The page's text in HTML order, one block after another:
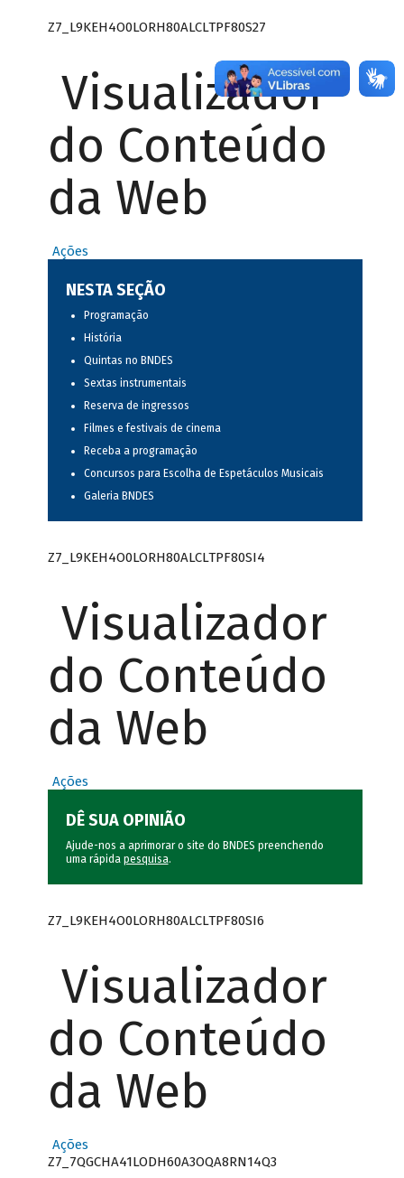
Z7_L9KEH4O0LORH80ALCLTPF80S27
Visualizador
do Conteúdo
da Web
Ações
NESTA SEÇÃO
Programação
História
Quintas no BNDES
Sextas instrumentais
Reserva de ingressos
Filmes e festivais de cinema
Receba a programação
Concursos para Escolha de Espetáculos Musicais
Galeria BNDES
Z7_L9KEH4O0LORH80ALCLTPF80SI4
Visualizador
do Conteúdo
da Web
Ações
DÊ SUA OPINIÃO
Ajude-nos a aprimorar o site do BNDES preenchendo
uma rápida pesquisa.
Z7_L9KEH4O0LORH80ALCLTPF80SI6
Visualizador
do Conteúdo
da Web
Ações
Z7_7QGCHA41LODH60A3OQA8RN14Q3